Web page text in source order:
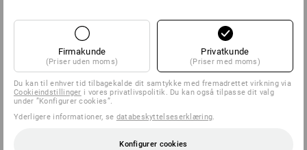
Firmakunde
(Priser uden moms)
Privatkunde
(Priser med moms)
Du kan til enhver tid tilbagekalde dit samtykke med fremadrettet virkning via
Cookieindstillinger i vores privatlivspolitik. Du kan også tilpasse dit valg
under ”Konfigurer cookies”.
Yderligere informationer, se databeskyttelseserklæring
Konfigurer cookies